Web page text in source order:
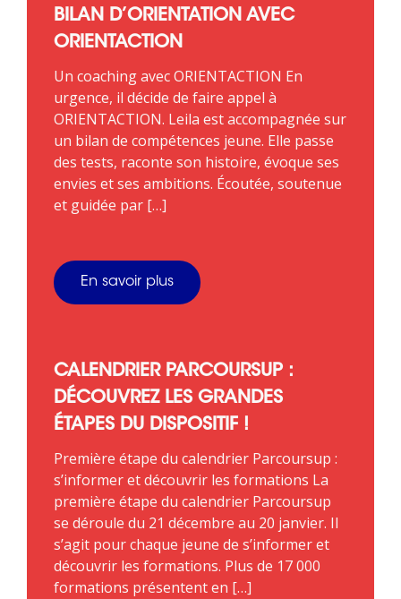
BILAN D’ORIENTATION AVEC
ORIENTACTION
Un coaching avec ORIENTACTION En
urgence, il décide de faire appel à
ORIENTACTION. Leila est accompagnée sur
un bilan de compétences jeune. Elle passe
des tests, raconte son histoire, évoque ses
envies et ses ambitions. Écoutée, soutenue
et guidée par […]
En savoir plus
CALENDRIER PARCOURSUP :
DÉCOUVREZ LES GRANDES
ÉTAPES DU DISPOSITIF !
Première étape du calendrier Parcoursup :
s’informer et découvrir les formations La
première étape du calendrier Parcoursup
se déroule du 21 décembre au 20 janvier. Il
s’agit pour chaque jeune de s’informer et
découvrir les formations. Plus de 17 000
formations présentent en […]